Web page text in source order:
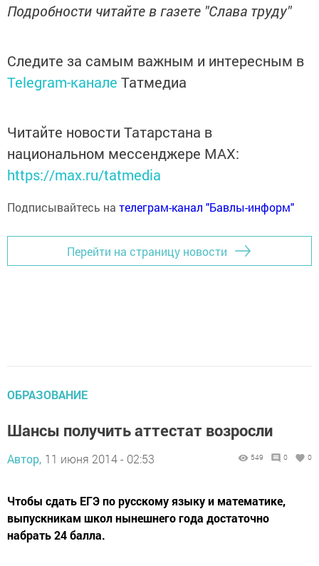
Подробности читайте в газете "Слава труду"
Следите за самым важным и интересным в
Telegram-канале Татмедиа
Читайте новости Татарстана в
национальном мессенджере MАХ:
https://max.ru/tatmedia
Подписывайтесь на телеграм-канал "Бавлы-информ"
Перейти на страницу новости
ОБРАЗОВАНИЕ
Шансы получить аттестат возросли
Автор, 11 июня 2014 - 02:53 549 0 0
Чтобы сдать ЕГЭ по русскому языку и математике,
выпускникам школ нынешнего года достаточно
набрать 24 балла.